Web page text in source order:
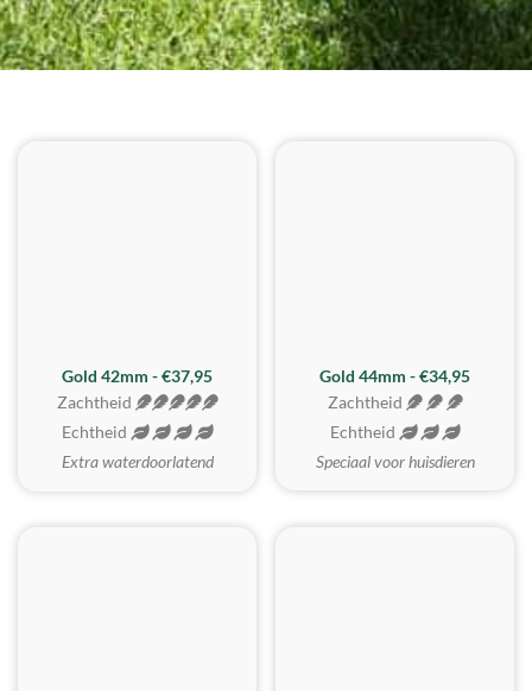
ZACHTSTE
Gold 42mm - €37,95
Zachtheid
Echtheid
Extra waterdoorlatend
Gold 44mm - €34,95
Zachtheid
Echtheid
Speciaal voor huisdieren